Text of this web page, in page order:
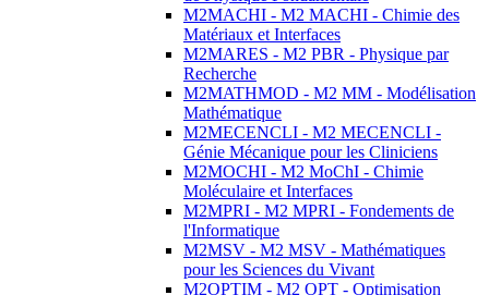
M2MACHI - M2 MACHI - Chimie des
Matériaux et Interfaces
M2MARES - M2 PBR - Physique par
Recherche
M2MATHMOD - M2 MM - Modélisation
Mathématique
M2MECENCLI - M2 MECENCLI -
Génie Mécanique pour les Cliniciens
M2MOCHI - M2 MoChI - Chimie
Moléculaire et Interfaces
M2MPRI - M2 MPRI - Fondements de
l'Informatique
M2MSV - M2 MSV - Mathématiques
pour les Sciences du Vivant
M2OPTIM - M2 OPT - Optimisation